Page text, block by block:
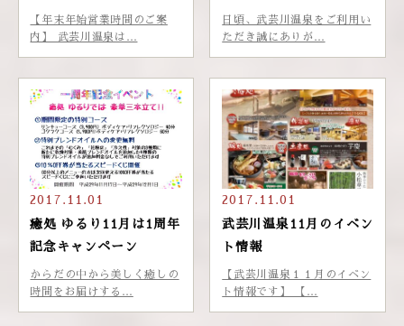
【年末年始営業時間のご案
内】 武芸川温泉は…
日頃、武芸川温泉をご利用い
ただき誠にありが…
2017.11.01
癒処 ゆるり11月は1周年
記念キャンペーン
からだの中から美しく癒しの
時間をお届けする…
2017.11.01
武芸川温泉11月のイベン
ト情報
【武芸川温泉１１月のイベン
ト情報です】 【…